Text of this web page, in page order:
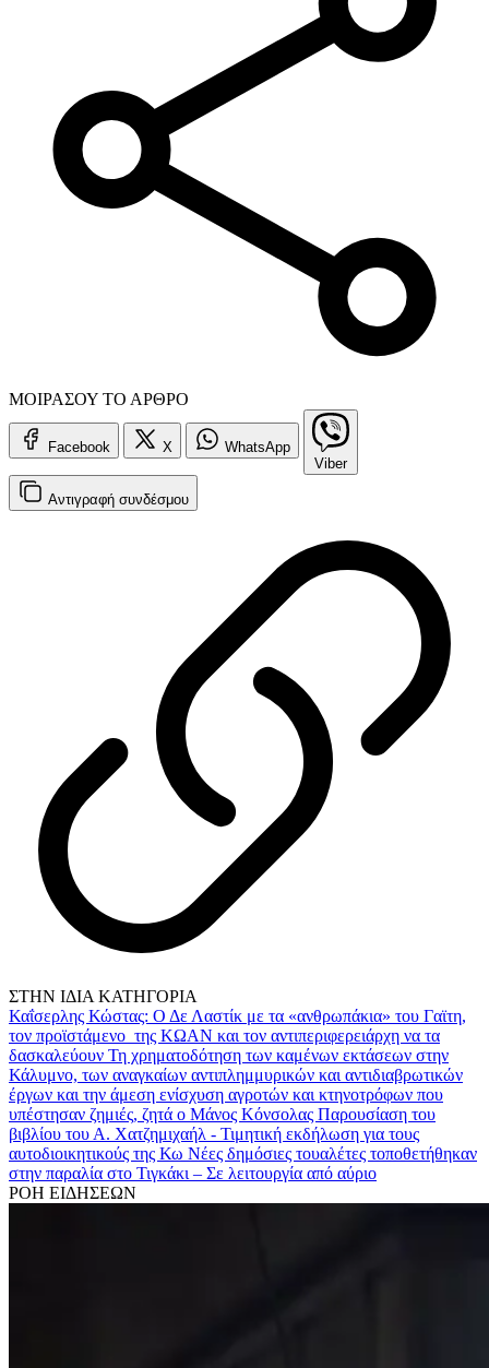
ΜΟΙΡΑΣΟΥ ΤΟ ΑΡΘΡΟ
Facebook X
WhatsApp
Viber
Αντιγραφή συνδέσμου
ΣΤΗΝ ΙΔΙΑ ΚΑΤΗΓΟΡΙΑ
Καΐσερλης Κώστας: Ο Δε Λαστίκ με τα «ανθρωπάκια» του Γαϊτη,
τον προϊστάμενο της ΚΩΑΝ και τον αντιπεριφερειάρχη να τα
δασκαλεύουν Τη χρηματοδότηση των καμένων εκτάσεων στην
Κάλυμνο, των αναγκαίων αντιπλημμυρικών και αντιδιαβρωτικών
έργων και την άμεση ενίσχυση αγροτών και κτηνοτρόφων που
υπέστησαν ζημιές, ζητά ο Μάνος Κόνσολας Παρουσίαση του
βιβλίου του Α. Χατζημιχαήλ - Τιμητική εκδήλωση για τους
αυτοδιοικητικούς της Κω Νέες δημόσιες τουαλέτες τοποθετήθηκαν
στην παραλία στο Τιγκάκι – Σε λειτουργία από αύριο
ΡΟΗ ΕΙΔΗΣΕΩΝ